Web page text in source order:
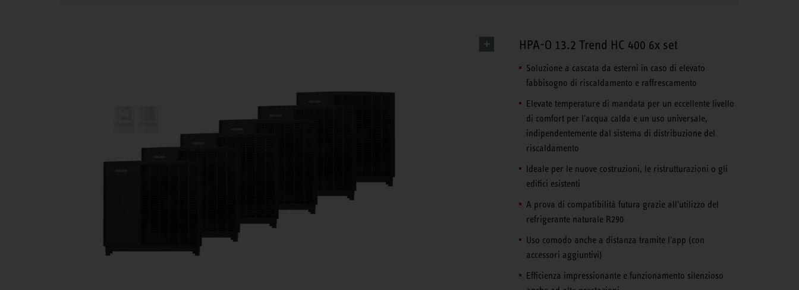
HPA-O 13.2 Trend HC 400 6x set
Soluzione a cascata da esterni in caso di elevato
fabbisogno di riscaldamento e raffrescamento
Elevate temperature di mandata per un eccellente livello
di comfort per l'acqua calda e un uso universale,
indipendentemente dal sistema di distribuzione del
riscaldamento
Ideale per le nuove costruzioni, le ristrutturazioni o gli
edifici esistenti
A prova di compatibilità futura grazie all'utilizzo del
refrigerante naturale R290
Uso comodo anche a distanza tramite l'app (con
accessori aggiuntivi)
Efficienza impressionante e funzionamento silenzioso